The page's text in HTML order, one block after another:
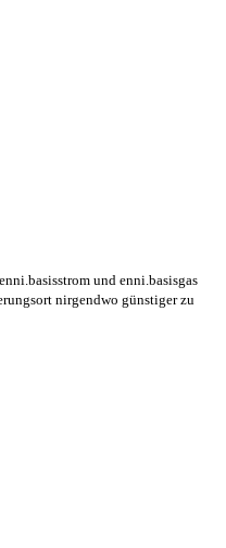
und enni.basisgas
nirgendwo günstiger zu